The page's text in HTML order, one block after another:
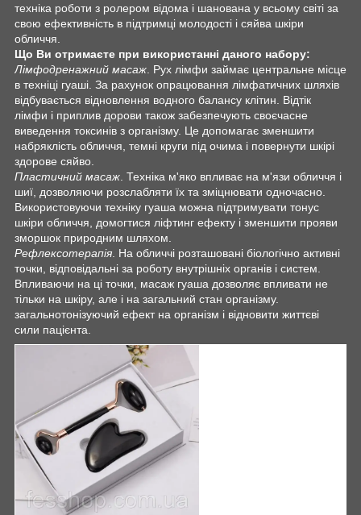
техніка роботи з ролером відома і шанована у всьому світі за
свою ефективність в підтримці молодості і сяйва шкіри
обличчя.
Що Ви отримаєте при використанні даного набору:
Лімфодренажний масаж . Рух лімфи займає центральне місце
в техніці гуаші. За рахунок опрацювання лімфатичних шляхів
відбувається відновлення водного балансу клітин. Відтік
лімфи і приплив дорови також забезпечують своєчасне
виведення токсинів з організму. Це допомагає зменшити
набряклість обличчя, темні круги під очима і повернути шкірі
здорове сяйво.
Пластичний масаж . Техніка м'яко впливає на м'язи обличчя і
шиї, дозволяючи розслабляти їх та зміцнювати одночасно.
Використовуючи техніку гуаша можна підтримувати тонус
шкіри обличчя, домогтися ліфтинг ефекту і зменшити прояви
зморшок природним шляхом.
Рефлексотерапія . На обличчі розташовані біологічно активні
точки, відповідальні за роботу внутрішніх органів і систем.
Впливаючи на ці точки, масаж гуаша дозволяє впливати не
тільки на шкіру, але і на загальний стан організму.
загальнотонізуючий ефект на організм і відновити життєві
сили пацієнта.